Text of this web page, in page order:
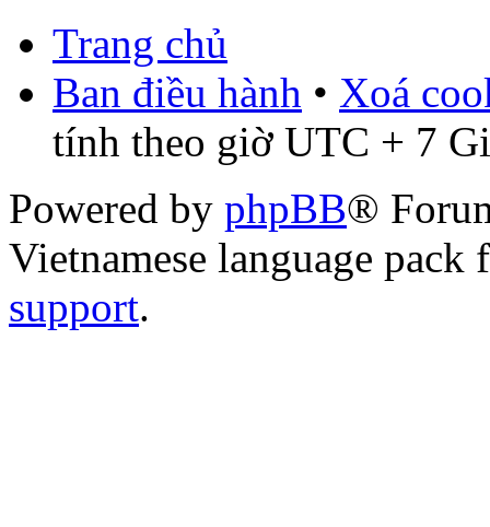
Trang chủ
Ban điều hành • Xoá
tính theo giờ UTC + 7
Powered by phpBB®
Vietnamese language
support.